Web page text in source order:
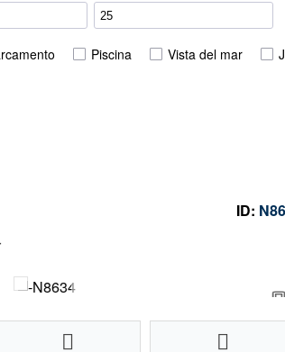
Piscina Vista del mar
ID: